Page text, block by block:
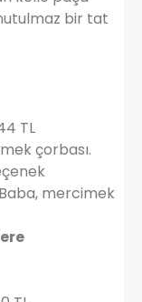
bir tat
TL
çorbası.
mercimek